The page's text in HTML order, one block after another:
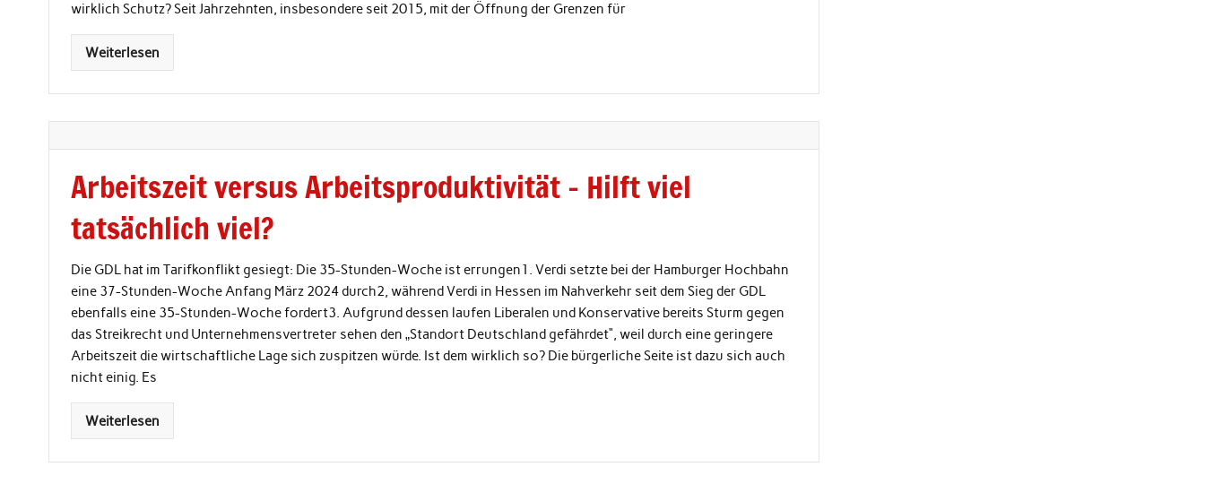
wirklich Schutz? Seit Jahrzehnten, insbesondere seit 2015, mit der Öffnung der Grenzen für
Weiterlesen
Arbeitszeit versus Arbeitsproduktivität – Hilft viel
tatsächlich viel?
Die GDL hat im Tarifkonflikt gesiegt: Die 35-Stunden-Woche ist errungen1. Verdi setzte bei der Hamburger Hochbahn
eine 37-Stunden-Woche Anfang März 2024 durch2, während Verdi in Hessen im Nahverkehr seit dem Sieg der GDL
ebenfalls eine 35-Stunden-Woche fordert3. Aufgrund dessen laufen Liberalen und Konservative bereits Sturm gegen
das Streikrecht und Unternehmensvertreter sehen den „Standort Deutschland gefährdet“, weil durch eine geringere
Arbeitszeit die wirtschaftliche Lage sich zuspitzen würde. Ist dem wirklich so? Die bürgerliche Seite ist dazu sich auch
nicht einig. Es
Weiterlesen